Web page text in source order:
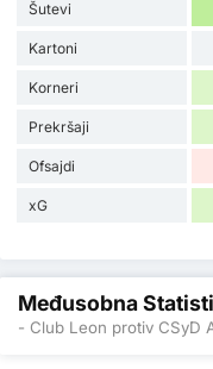
Šutevi
Kartoni
Korneri
Prekršaji
Ofsajdi
xG
Međusobna
- Club Leon protiv CSyD